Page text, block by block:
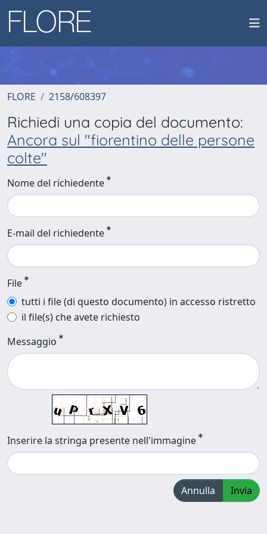
FLORE 2158/608397
Richiedi una copia del documento:
Ancora sul "fiorentino delle persone
colte"
Nome del richiedente
E-mail del richiedente
File
tutti i file (di questo documento) in accesso ristretto
il file(s) che avete richiesto
Messaggio
Inserire la stringa presente nell'immagine
Annulla Invia